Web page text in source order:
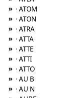
» · ATOM
» · ATON
» · ATRA
» · ATTA
» · ATTE
» · ATTI
» · ATTO
» · AU B
» · AU N